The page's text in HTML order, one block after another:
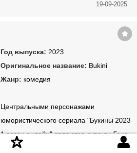
19-09-2025
Год выпуска: 2023
Оригинальное название: Bukini
Жанр: комедия
Центральными персонажами
юмористического сериала "Букины 2023
1 сезон онлайн" являются супруги Гена
и Даша, которые, после того как их дети